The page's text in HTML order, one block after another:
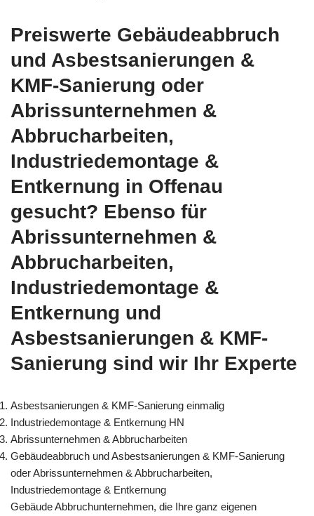
Preiswerte Gebäudeabbruch
und Asbestsanierungen &
KMF-Sanierung oder
Abrissunternehmen &
Abbrucharbeiten,
Industriedemontage &
Entkernung in Offenau
gesucht? Ebenso für
Abrissunternehmen &
Abbrucharbeiten,
Industriedemontage &
Entkernung und
Asbestsanierungen & KMF-
Sanierung sind wir Ihr Experte
Asbestsanierungen & KMF-Sanierung einmalig
Industriedemontage & Entkernung HN
Abrissunternehmen & Abbrucharbeiten
Gebäudeabbruch und Asbestsanierungen & KMF-Sanierung
oder Abrissunternehmen & Abbrucharbeiten,
Industriedemontage & Entkernung
Gebäude Abbruchunternehmen, die Ihre ganz eigenen